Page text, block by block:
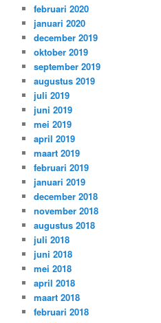
februari 2020
januari 2020
december 2019
oktober 2019
september 2019
augustus 2019
juli 2019
juni 2019
mei 2019
april 2019
maart 2019
februari 2019
januari 2019
december 2018
november 2018
augustus 2018
juli 2018
juni 2018
mei 2018
april 2018
maart 2018
februari 2018